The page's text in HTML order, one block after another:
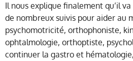
Il nous explique finalement qu’il
de nombreux suivis pour aider au
psychomotricité, orthophoniste,
ophtalmologie, orthoptiste,
continuer la gastro et